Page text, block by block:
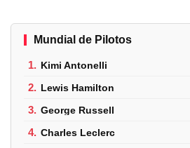
Mundial de Pilotos
1. Kimi Antonelli
2. Lewis Hamilton
3. George Russell
4. Charles Leclerc